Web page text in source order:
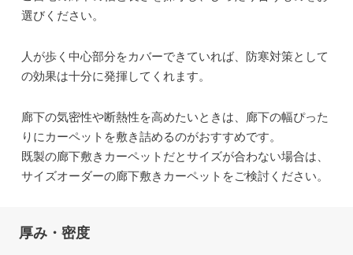
選びください。
人が歩く中心部分をカバーできていれば、防寒対策として
の効果は十分に発揮してくれます。
廊下の気密性や断熱性を高めたいときは、廊下の幅ぴった
りにカーペットを敷き詰めるのがおすすめです。
既製の廊下敷きカーペットだとサイズが合わない場合は、
サイズオーダーの廊下敷きカーペットをご検討ください。
厚み・密度